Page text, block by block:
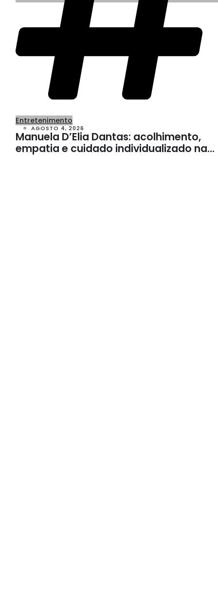
Entretenimento
AGOSTO 4, 2026
Manuela D’Elia Dantas: acolhimento,
empatia e cuidado individualizado na